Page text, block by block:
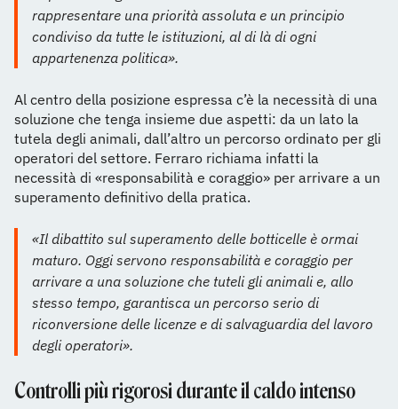
rappresentare una priorità assoluta e un principio
condiviso da tutte le istituzioni, al di là di ogni
appartenenza politica».
Al centro della posizione espressa c’è la necessità di una
soluzione che tenga insieme due aspetti: da un lato la
tutela degli animali, dall’altro un percorso ordinato per gli
operatori del settore. Ferraro richiama infatti la
necessità di «responsabilità e coraggio» per arrivare a un
superamento definitivo della pratica.
«Il dibattito sul superamento delle botticelle è ormai
maturo. Oggi servono responsabilità e coraggio per
arrivare a una soluzione che tuteli gli animali e, allo
stesso tempo, garantisca un percorso serio di
riconversione delle licenze e di salvaguardia del lavoro
degli operatori».
Controlli più rigorosi durante il caldo intenso